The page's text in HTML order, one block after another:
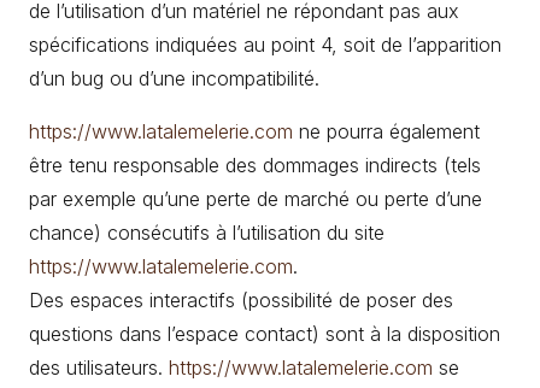
de l’utilisation d’un matériel ne répondant pas aux
spécifications indiquées au point 4, soit de l’apparition
d’un bug ou d’une incompatibilité.
https://www.latalemelerie.com ne pourra également
être tenu responsable des dommages indirects (tels
par exemple qu’une perte de marché ou perte d’une
chance) consécutifs à l’utilisation du site
https://www.latalemelerie.com.
Des espaces interactifs (possibilité de poser des
questions dans l’espace contact) sont à la disposition
des utilisateurs. https://www.latalemelerie.com se